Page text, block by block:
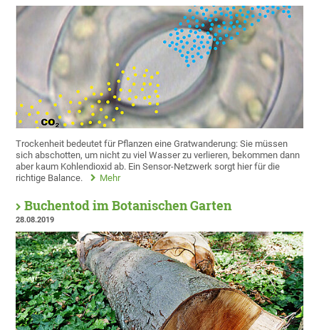
Trockenheit bedeutet für Pflanzen eine Gratwanderung: Sie müssen
sich abschotten, um nicht zu viel Wasser zu verlieren, bekommen dann
aber kaum Kohlendioxid ab. Ein Sensor-Netzwerk sorgt hier für die
richtige Balance.
Mehr
Buchentod im Botanischen Garten
28.08.2019